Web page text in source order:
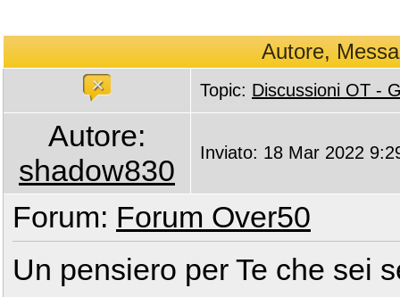
Autore,
Topic: Discussioni OT -
Autore:
shadow830
Inviato: 18 Mar 2022
Forum: Forum Over50
Un pensiero per Te che sei